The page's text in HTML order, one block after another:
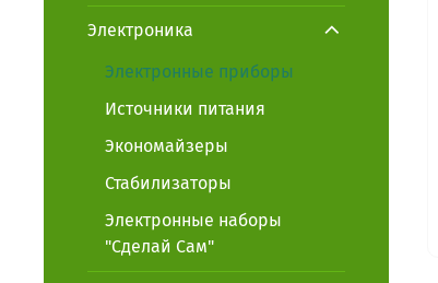
Электроника
Электронные приборы
Источники питания
Экономайзеры
Стабилизаторы
Электронные наборы
"Сделай Сам"